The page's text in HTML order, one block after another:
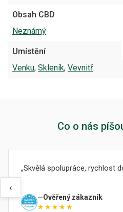
Obsah CBD
Neznámý
Umístění
Venku, Skleník, Vevnitř
Co o nás
‹
Skvělá spolupráce, rychlost
Ověřený zákazník
★★★★★